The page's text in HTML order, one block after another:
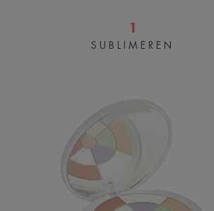
1
Mozaïekpoeder
SUBLIMEREN